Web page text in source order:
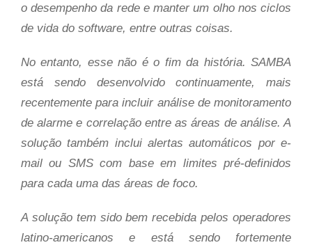
o desempenho da rede e manter um olho nos ciclos
de vida do software, entre outras coisas.
No entanto, esse não é o fim da história. SAMBA
está sendo desenvolvido continuamente, mais
recentemente para incluir análise de monitoramento
de alarme e correlação entre as áreas de análise. A
solução também inclui alertas automáticos por e-
mail ou SMS com base em limites pré-definidos
para cada uma das áreas de foco.
A solução tem sido bem recebida pelos operadores
latino-americanos e está sendo fortemente